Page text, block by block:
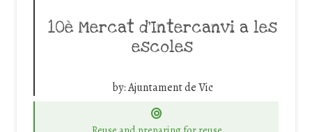
10è Mercat d’Intercanvi a les
escoles
by:Ajuntament de Vic